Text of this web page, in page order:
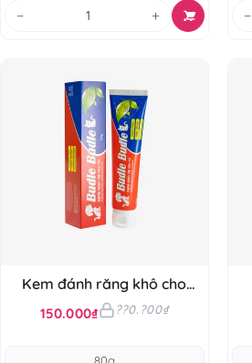
− + −
Kem đánh răng khô cho
chó Budle'Budle
150.000₫ ??0.?00₫
80g